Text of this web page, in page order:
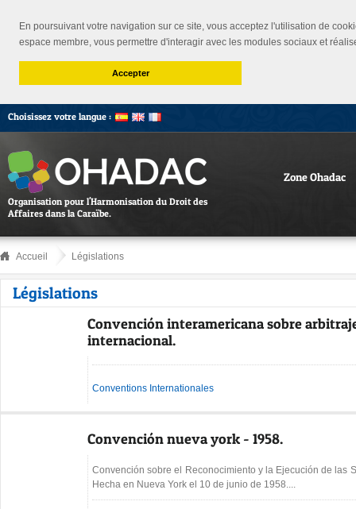
En poursuivant votre navigation sur ce site, vous acceptez l'utilisation de
espace membre, vous permettre d'interagir avec les modules sociaux et
Accepter
Choisissez votre langue :
Organisation pour l'Harmonisation du Droit des
Affaires dans la Caraïbe.
Zone Ohadac
Accueil Législations
Législations
Convención interamericana sobre
internacional.
Conventions Internationales
Convención nueva york - 1958.
Convención sobre el Reconocimiento y la Ejecución de las
Hecha en Nueva York el 10 de junio de 1958....